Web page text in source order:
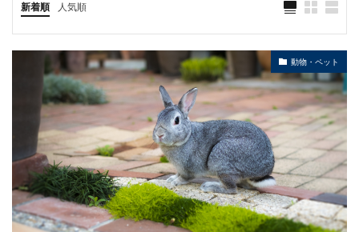
新着順 人気順
動物・ペット